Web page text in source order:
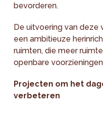
bevorderen.
De uitvoering van deze
een ambitieuze
ruimten, die meer
openbare
Projecten om het
verbeteren